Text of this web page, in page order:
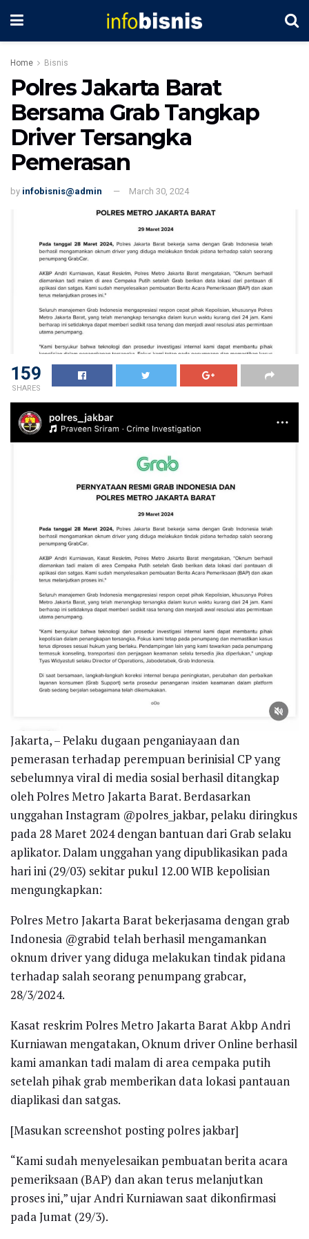
Home Bisnis
Polres Jakarta Barat
Bersama Grab Tangkap
Driver Tersangka
Pemerasan
by infobisnis@admin March 30, 2024
159
SHARES
Jakarta, – Pelaku dugaan penganiayaan dan
pemerasan terhadap perempuan berinisial CP yang
sebelumnya viral di media sosial berhasil ditangkap
oleh Polres Metro Jakarta Barat. Berdasarkan
unggahan Instagram @polres_jakbar, pelaku diringkus
pada 28 Maret 2024 dengan bantuan dari Grab selaku
aplikator. Dalam unggahan yang dipublikasikan pada
hari ini (29/03) sekitar pukul 12.00 WIB kepolisian
mengungkapkan:
Polres Metro Jakarta Barat bekerjasama dengan grab
Indonesia @grabid telah berhasil mengamankan
oknum driver yang diduga melakukan tindak pidana
terhadap salah seorang penumpang grabcar,
28/3/2024.
Kasat reskrim Polres Metro Jakarta Barat Akbp Andri
Kurniawan mengatakan, Oknum driver Online berhasil
kami amankan tadi malam di area cempaka putih
setelah pihak grab memberikan data lokasi pantauan
diaplikasi dan satgas.
[Masukan screenshot posting polres jakbar]
“Kami sudah menyelesaikan pembuatan berita acara
pemeriksaan (BAP) dan akan terus melanjutkan
proses ini,” ujar Andri Kurniawan saat dikonfirmasi
pada Jumat (29/3).